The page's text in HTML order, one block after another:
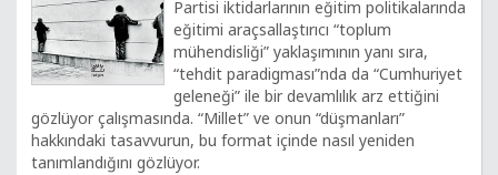
Partisi iktidarlarının eğitim politikalarında
eğitimi araçsallaştırıcı “toplum
mühendisliği” yaklaşımının yanı sıra,
“tehdit paradigması”nda da “Cumhuriyet
geleneği” ile bir devamlılık arz ettiğini
gözlüyor çalışmasında. “Millet” ve onun “düşmanları”
hakkındaki tasavvurun, bu format içinde nasıl yeniden
tanımlandığını gözlüyor.